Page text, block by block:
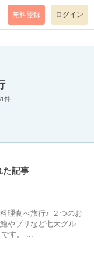
level=notice
無料登録 ログイン
件
た記事
理食べ旅行♪ ２つのお
やブリなど七大グル
す。 ...